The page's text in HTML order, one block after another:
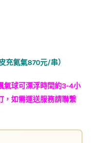
充氦氣870元/串）
氣球可漂浮時間約3-4小
如需運送服務請聯繫